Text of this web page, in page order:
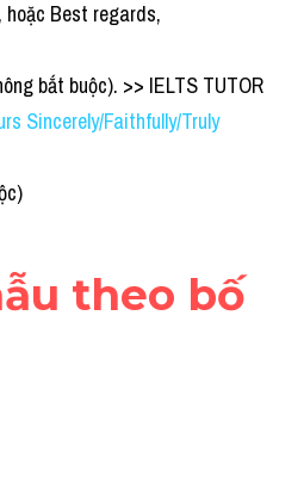
hoặc Best regards,
bắt buộc). >> IELTS TUTOR
Sincerely/Faithfully/Truly
theo bố